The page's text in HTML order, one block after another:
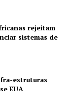
rejeitam
sistemas de
estruturas
EUA